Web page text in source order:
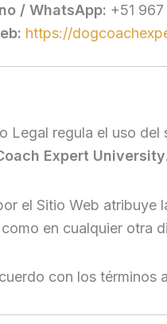
/ WhatsApp: +51 967
https://
Legal regula el uso del
Expert University.
el Sitio Web atribuye
en cualquier otra
con los términos